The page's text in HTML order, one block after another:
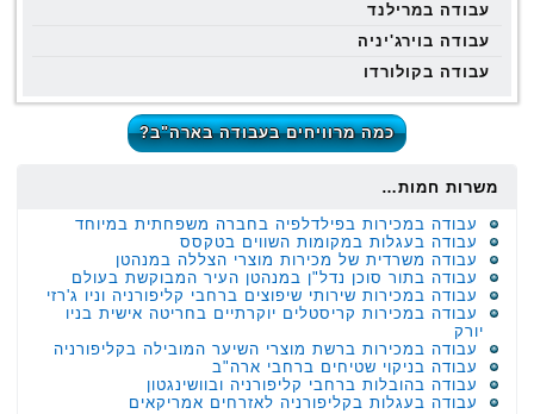
עבודה במרילנד
עבודה בוירג'יניה
עבודה בקולורדו
כמה מרוויחים בעבודה בארה"ב?
משרות חמות…
עבודה במכירות בפילדלפיה בחברה משפחתית במיוחד
עבודה בעגלות במקומות השווים בטקסס
עבודה משרדית של מכירות מוצרי הצללה במנהטן
עבודה בתור סוכן נדל"ן במנהטן העיר המבוקשת בעולם
עבודה במכירות שירותי שיפוצים ברחבי קליפורניה וניו ג'רזי
עבודה במכירות קריסטלים יוקרתיים בחריטה אישית בניו
יורק
עבודה במכירות ברשת מוצרי השיער המובילה בקליפורניה
עבודה בניקוי שטיחים ברחבי ארה"ב
עבודה בהובלות ברחבי קליפורניה ובוושינגטון
עבודה בעגלות בקליפורניה לאזרחים אמריקאים